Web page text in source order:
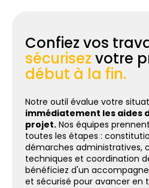
Confiez vos
sécurisez votre
début à la fin.
Notre outil évalue votre
immédiatement les aides
projet. Nos équipes
toutes les étapes :
démarches administratives,
techniques et coordination
bénéficiez d'un
et sécurisé pour avancer en